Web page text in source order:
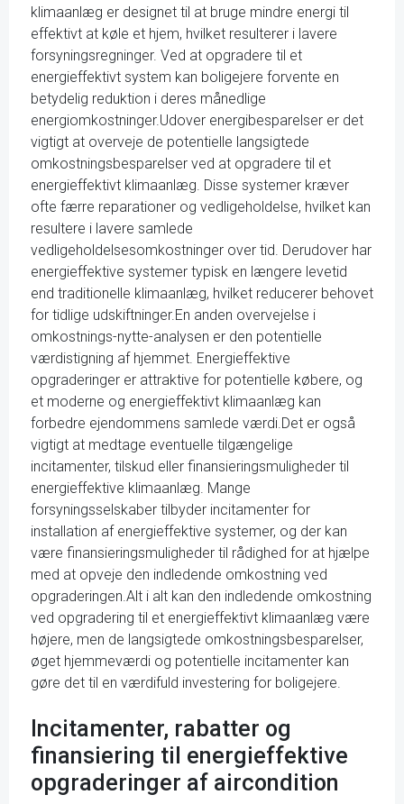
klimaanlæg er designet til at bruge mindre energi til
effektivt at køle et hjem, hvilket resulterer i lavere
forsyningsregninger. Ved at opgradere til et
energieffektivt system kan boligejere forvente en
betydelig reduktion i deres månedlige
energiomkostninger.Udover energibesparelser er det
vigtigt at overveje de potentielle langsigtede
omkostningsbesparelser ved at opgradere til et
energieffektivt klimaanlæg. Disse systemer kræver
ofte færre reparationer og vedligeholdelse, hvilket kan
resultere i lavere samlede
vedligeholdelsesomkostninger over tid. Derudover har
energieffektive systemer typisk en længere levetid
end traditionelle klimaanlæg, hvilket reducerer behovet
for tidlige udskiftninger.En anden overvejelse i
omkostnings-nytte-analysen er den potentielle
værdistigning af hjemmet. Energieffektive
opgraderinger er attraktive for potentielle købere, og
et moderne og energieffektivt klimaanlæg kan
forbedre ejendommens samlede værdi.Det er også
vigtigt at medtage eventuelle tilgængelige
incitamenter, tilskud eller finansieringsmuligheder til
energieffektive klimaanlæg. Mange
forsyningsselskaber tilbyder incitamenter for
installation af energieffektive systemer, og der kan
være finansieringsmuligheder til rådighed for at hjælpe
med at opveje den indledende omkostning ved
opgraderingen.Alt i alt kan den indledende omkostning
ved opgradering til et energieffektivt klimaanlæg være
højere, men de langsigtede omkostningsbesparelser,
øget hjemmeværdi og potentielle incitamenter kan
gøre det til en værdifuld investering for boligejere.
Incitamenter, rabatter og
finansiering til energieffektive
opgraderinger af aircondition